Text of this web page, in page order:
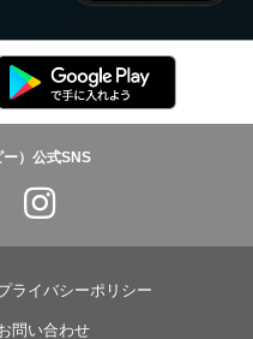
）公式SNS
ライバシーポリシー
問い合わせ